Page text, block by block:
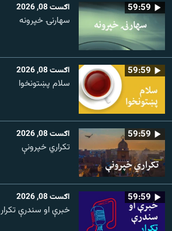
59:59 اګست 08, 2026
سهارنۍ خپرونه
59:59 اګست 08, 2026
سلام پښتونخوا
59:59 اګست 08, 2026
تکراري خپرونې
59:59 اګست 08, 2026
خبرې او سندرې تکرار